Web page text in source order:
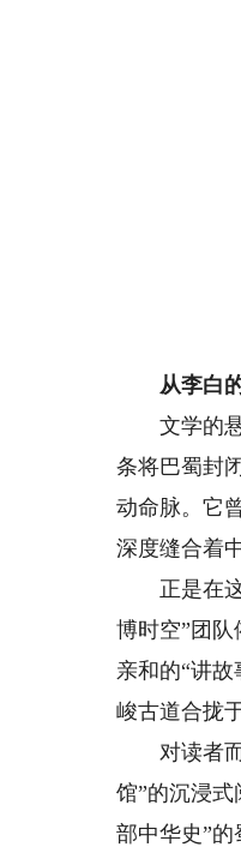
从李白
文学的悬
条将巴蜀封
动命脉。它
深度缝合着
正是在这
博时空”团
亲和的“讲
峻古道合拢
对读者而
馆”的沉浸
部中华史”的